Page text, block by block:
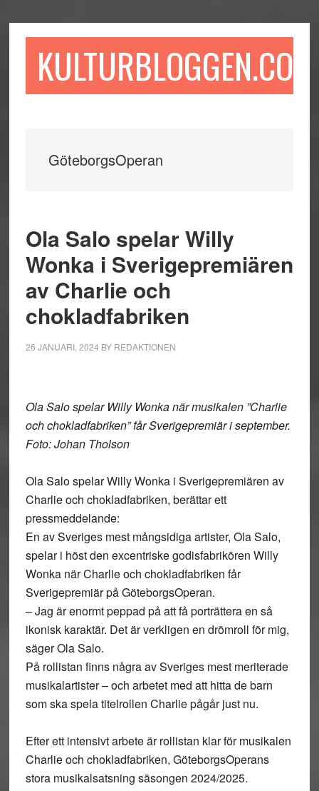
till
till
sidofältet
till
KULTURBLOGGEN.COM
GöteborgsOperan
Ola Salo spelar Willy
Wonka i Sverigepremiären
av Charlie och
chokladfabriken
26 JANUARI, 2024 BY REDAKTIONEN
Ola Salo spelar Willy Wonka när musikalen ”Charlie
och chokladfabriken” får Sverigepremiär i september.
Foto: Johan Tholson
Ola Salo spelar Willy Wonka i Sverigepremiären av
Charlie och chokladfabriken, berättar ett
pressmeddelande:
En av Sveriges mest mångsidiga artister, Ola Salo,
spelar i höst den excentriske godisfabrikören Willy
Wonka när Charlie och chokladfabriken får
Sverigepremiär på GöteborgsOperan.
– Jag är enormt peppad på att få porträttera en så
ikonisk karaktär. Det är verkligen en drömroll för mig,
säger Ola Salo.
På rollistan finns några av Sveriges mest meriterade
musikalartister – och arbetet med att hitta de barn
som ska spela titelrollen Charlie pågår just nu.
Efter ett intensivt arbete är rollistan klar för musikalen
Charlie och chokladfabriken, GöteborgsOperans
stora musikalsatsning säsongen 2024/2025.